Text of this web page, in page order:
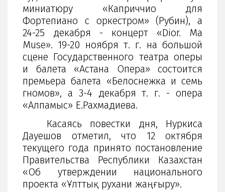
миниатюру «Каприччио для
Фортепиано с оркестром» (Рубин), а
24-25 декабря - концерт «Dior. Ma
Muse». 19-20 ноября т. г. на большой
сцене Государственного театра оперы
и балета «Астана Опера» состоится
премьера балета «Белоснежка и семь
гномов», а 3-4 декабря т. г. - опера
«Алпамыс» Е.Рахмадиева.
Касаясь повестки дня, Нуркиса
Дауешов отметил, что 12 октября
текущего года принято постановление
Правительства Республики Казахстан
«Об утверждении национального
проекта «Ұлттық рухани жаңғыру».